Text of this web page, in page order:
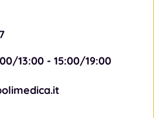
13:00 - 15:00/19:00